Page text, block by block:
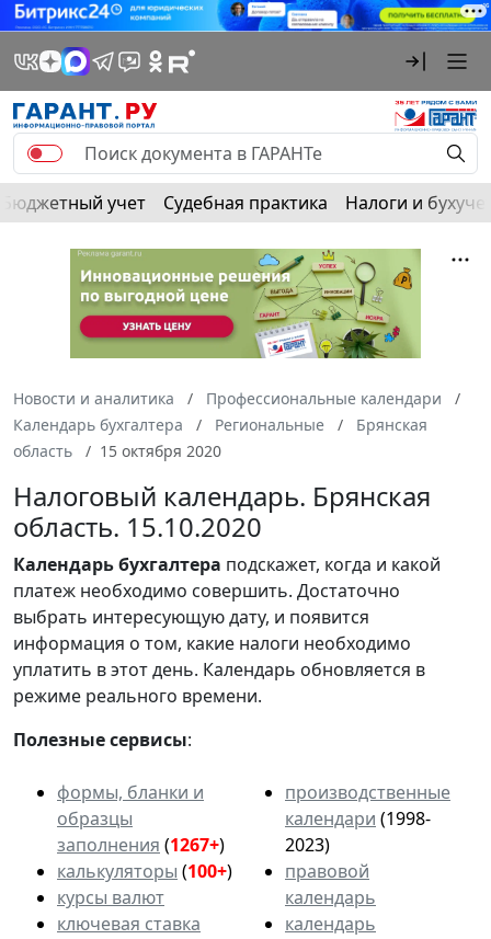
Бюджетный учет Судебная практика Налоги и
Новости и аналитика
Профессиональные календари
Календарь бухгалтера
Региональные
Брянская
область
15 октября 2020
Налоговый календарь. Брянская
область. 15.10.2020
Календарьбухгалтера подскажет, когда и какой
платеж необходимо совершить. Достаточно
выбрать интересующую дату, и появится
информация о том, какие налоги необходимо
уплатить в этот день. Календарь обновляется в
режиме реального времени.
Полезные сервисы:
формы, бланки и
образцы
заполнения (1267+)
калькуляторы (100+)
курсы валют
ключевая ставка
производственные
календари (1998-
2023)
правовой
календарь
календарь